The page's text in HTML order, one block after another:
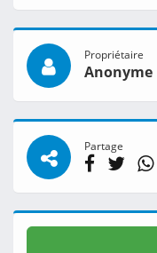
Propriétaire
Anonyme
Partage